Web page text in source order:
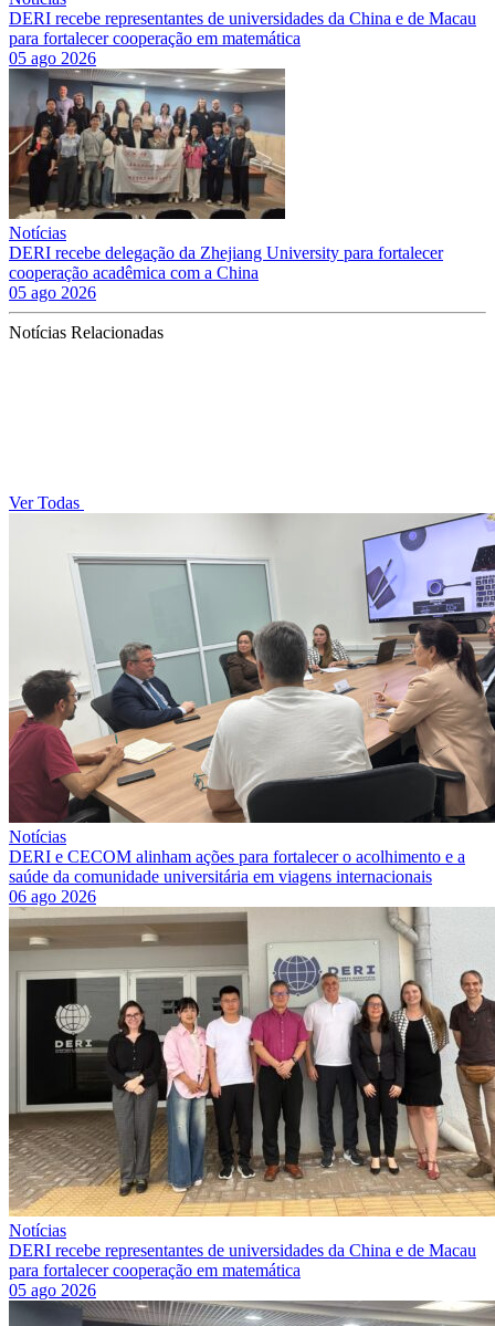
DERI recebe representantes de universidades da China e de Macau
para fortalecer cooperação em matemática
05 ago 2026
Notícias
DERI recebe delegação da Zhejiang University para fortalecer
cooperação acadêmica com a China
05 ago 2026
Notícias Relacionadas
Ver Todas
Notícias
DERI e CECOM alinham ações para fortalecer o acolhimento e a
saúde da comunidade universitária em viagens internacionais
06 ago 2026
Notícias
DERI recebe representantes de universidades da China e de Macau
para fortalecer cooperação em matemática
05 ago 2026